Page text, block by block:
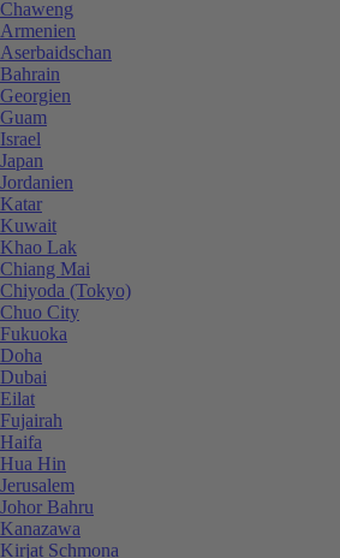
Chaweng
Armenien
Aserbaidschan
Bahrain
Georgien
Guam
Israel
Japan
Jordanien
Katar
Kuwait
Khao Lak
Chiang Mai
Chiyoda (Tokyo)
Chuo City
Fukuoka
Doha
Dubai
Eilat
Fujairah
Haifa
Hua Hin
Jerusalem
Johor Bahru
Kanazawa
Kirjat Schmona